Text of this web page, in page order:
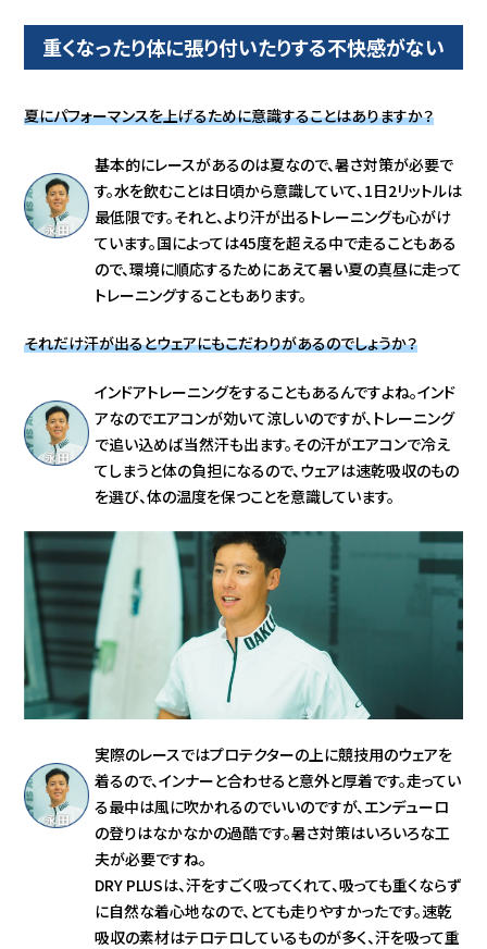
重くなったり体に張り付いたりする不快感がない
夏にパフォーマンスを上げるために意識することはありますか？
基本的にレースがあるのは夏なので、暑さ対策が必要で
す。水を飲むことは日頃から意識していて、1日2リットルは
最低限です。それと、より汗が出るトレーニングも心がけ
ています。国によっては45度を超える中で走ることもある
ので、環境に順応するためにあえて暑い夏の真昼に走って
トレーニングすることもあります。
それだけ汗が出るとウェアにもこだわりがあるのでしょうか？
インドアトレーニングをすることもあるんですよね。インド
アなのでエアコンが効いて涼しいのですが、トレーニング
で追い込めば当然汗も出ます。その汗がエアコンで冷え
てしまうと体の負担になるので、ウェアは速乾吸収のもの
を選び、体の温度を保つことを意識しています。
実際のレースではプロテクターの上に競技用のウェアを
着るので、インナーと合わせると意外と厚着です。走ってい
る最中は風に吹かれるのでいいのですが、エンデューロ
の登りはなかなかの過酷です。暑さ対策はいろいろな工
夫が必要ですね。
DRY PLUSは、汗をすごく吸ってくれて、吸っても重くならず
に自然な着心地なので、とても走りやすかったです。速乾
吸収の素材はテロテロしているものが多く、汗を吸って重